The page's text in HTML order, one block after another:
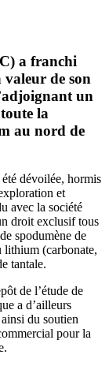
a franchi
valeur de son
un
la
au nord de
dévoilée, hormis
et
avec la société
droit exclusif tous
spodumène de
lithium (carbonate,
tantale.
de l’étude de
a d’ailleurs
du soutien
pour la